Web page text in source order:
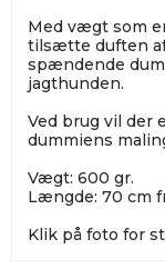
Med vægt som
tilsætte duften af
spændende
jagthunden.
Ved brug vil der
dummiens
Vægt: 600 gr.
Længde: 70 cm
Klik på foto for